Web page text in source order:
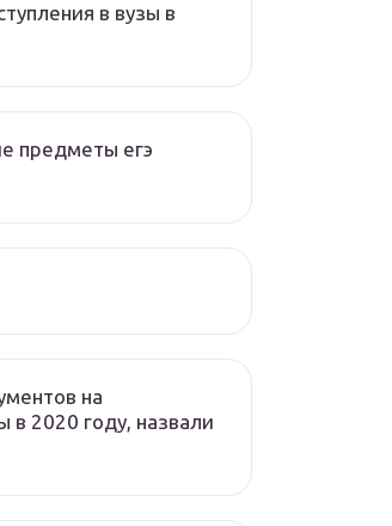
в вузы в
предметы егэ
на
в 2020 году, назвали